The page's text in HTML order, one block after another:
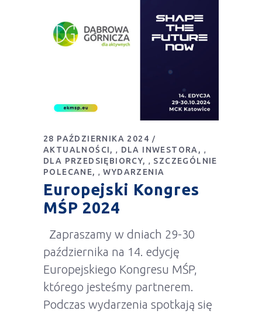
28 PAŹDZIERNIKA 2024
AKTUALNOŚCI
, DLA INWESTORA ,
DLA PRZEDSIĘBIORCY , SZCZEGÓLNIE
POLECANE
,WYDARZENIA
Europejski Kongres
MŚP 2024
Zapraszamy w dniach 29-30
października na 14. edycję
Europejskiego Kongresu MŚP,
którego jesteśmy partnerem.
Podczas wydarzenia spotkają się